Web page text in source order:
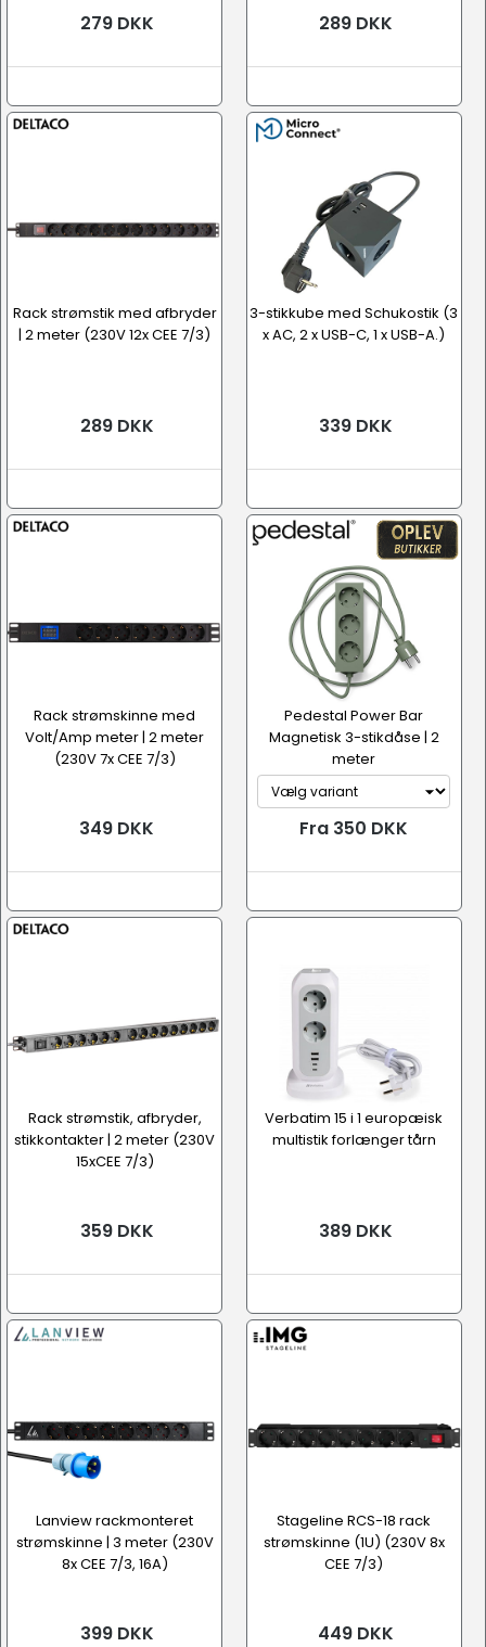
279 DKK 289 DKK
Rack strømstik med afbryder
| 2 meter (230V 12x CEE 7/3)
289 DKK
3-stikkube med Schukostik (3
x AC, 2 x USB-C, 1 x USB-A.)
339 DKK
Rack strømskinne med
Volt/Amp meter | 2 meter
(230V 7x CEE 7/3)
349 DKK
Pedestal Power Bar
Magnetisk 3-stikdåse | 2
meter
Fra 350 DKK
Rack strømstik, afbryder,
stikkontakter | 2 meter (230V
15xCEE 7/3)
359 DKK
Verbatim 15 i 1 europæisk
multistik forlænger tårn
389 DKK
Lanview rackmonteret
strømskinne | 3 meter (230V
8x CEE 7/3, 16A)
399 DKK
Stageline RCS-18 rack
strømskinne (1U) (230V 8x
CEE 7/3)
449 DKK